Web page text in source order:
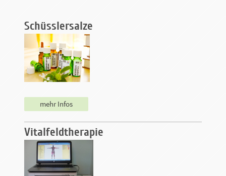
Schüsslersalze
mehr Infos
Vitalfeldtherapie